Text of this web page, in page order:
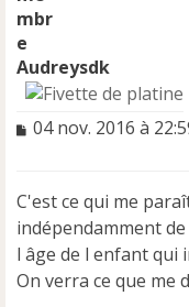
Audreysdk
M
s
a
g
e
n
o
04 nov. 2016 à
C'est ce qui me
indépendamment
l âge de l enfant qui
On verra ce que me